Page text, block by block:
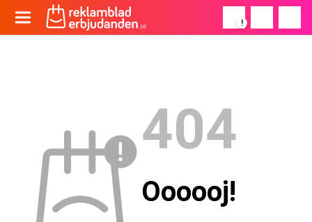
!
404
Oooooj!